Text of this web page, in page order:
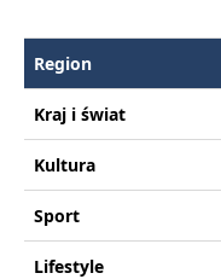
Region
Kraj i świat
Kultura
Sport
Lifestyle